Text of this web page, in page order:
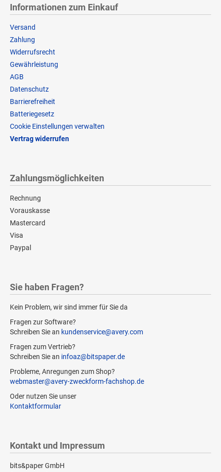
Informationen zum Einkauf
Versand
Zahlung
Widerrufsrecht
Gewährleistung
AGB
Datenschutz
Barrierefreiheit
Batteriegesetz
Cookie Einstellungen verwalten
Vertrag widerrufen
Zahlungsmöglichkeiten
Rechnung
Vorauskasse
Mastercard
Visa
Paypal
Sie haben Fragen?
Kein Problem, wir sind immer für Sie da
Fragen zur Software?
Schreiben Sie an kundenservice@avery.com
Fragen zum Vertrieb?
Schreiben Sie an infoaz@bitspaper.de
Probleme, Anregungen zum Shop?
webmaster@avery-zweckform-fachshop.de
Oder nutzen Sie unser
Kontaktformular
Kontakt und Impressum
bits&paper GmbH